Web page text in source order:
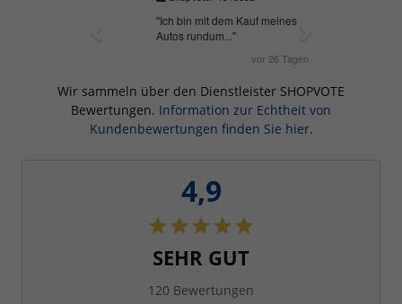
Wir sammeln über den Dienstleister SHOPVOTE
Bewertungen. Information zur Echtheit von
Kundenbewertungen finden Sie hier.
4,9
SEHR GUT
120 Bewertungen